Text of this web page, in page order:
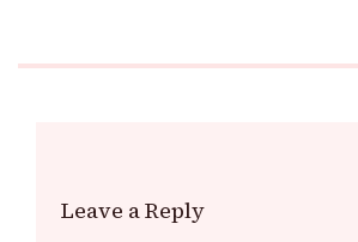
Leave a Reply